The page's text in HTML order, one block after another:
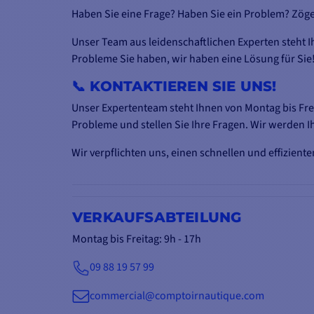
Haben Sie eine Frage? Haben Sie ein Problem?
Unser Team aus leidenschaftlichen Experten steht
Probleme Sie haben, wir haben eine Lösung für
📞 KONTAKTIEREN SIE UNS!
Unser Expertenteam steht Ihnen von Montag bis
Probleme und stellen Sie Ihre Fragen. Wir
Wir verpflichten uns, einen schnellen und
VERKAUFSABTEILUNG
Montag bis Freitag: 9h - 17h
09 88 19 57 99
commercial@comptoirnautique.com